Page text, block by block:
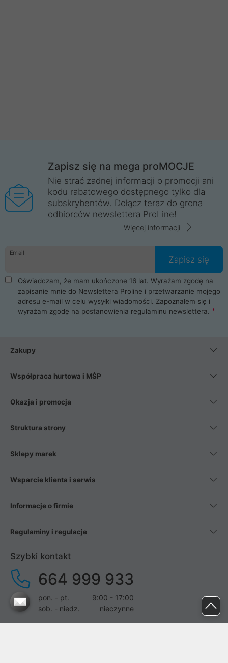
Zapisz się na mega proMOCJE
Nie strać żadnej informacji o promocji ani
kodu rabatowego dostępnego tylko dla
subskrybentów. Dołącz teraz do grona
odbiorców newslettera ProLine!
Więcej informacji
Email
Zapisz się
Oświadczam, że mam ukończone 16 lat. Wyrażam zgodę na
zapisanie mnie do Newslettera Proline i przetwarzanie mojego
adresu e-mail w celu wysyłki wiadomości. Zapoznałem się i
wyrażam zgodę na postanowienia regulaminu newslettera.
Zakupy
Współpraca hurtowa i MŚP
Okazja i promocja
Struktura strony
Sklepy marek
Wsparcie klienta i serwis
Informacje o firmie
Regulaminy i regulacje
Szybki kontakt
664 999 933
pon. - pt.
9:00 - 17:00
sob. - niedz.
nieczynne